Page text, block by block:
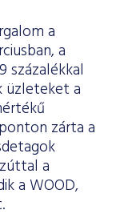
a
a
százalékkal
a
zárta a
a
a WOOD,